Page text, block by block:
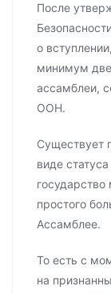
После
о
минимум две
ассамблеи,
ООН.
Существует
виде
простого
Ассамблее.
То есть с
на